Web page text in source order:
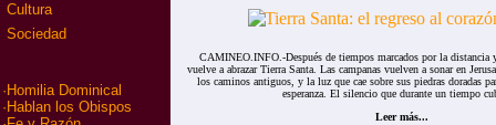
Cultura
Sociedad
· Homilia Dominical
· Hablan los Obispos
CAMINEO.INFO.-Después de tiempos marcados por la distancia
vuelve a abrazar Tierra Santa. Las campanas vuelven a sonar en
los caminos antiguos, y la luz que cae sobre sus piedras doradas
esperanza. El silencio que durante un tiempo
Leer más...